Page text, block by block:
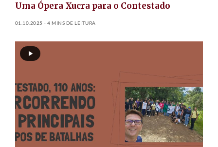
Uma Ópera Xucra para o Contestado
01.10.2025 4 MINS DE LEITURA